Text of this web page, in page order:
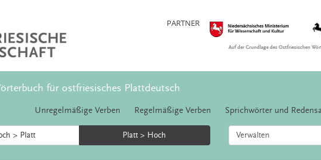
PARTNER
Auf der Grundlage des Ostfriesischen
für ostfriesisches Plattdeutsch
Unregelmäßige Verben Regelmäßige Verben Sprichwörter und
> Platt Platt > Hoch